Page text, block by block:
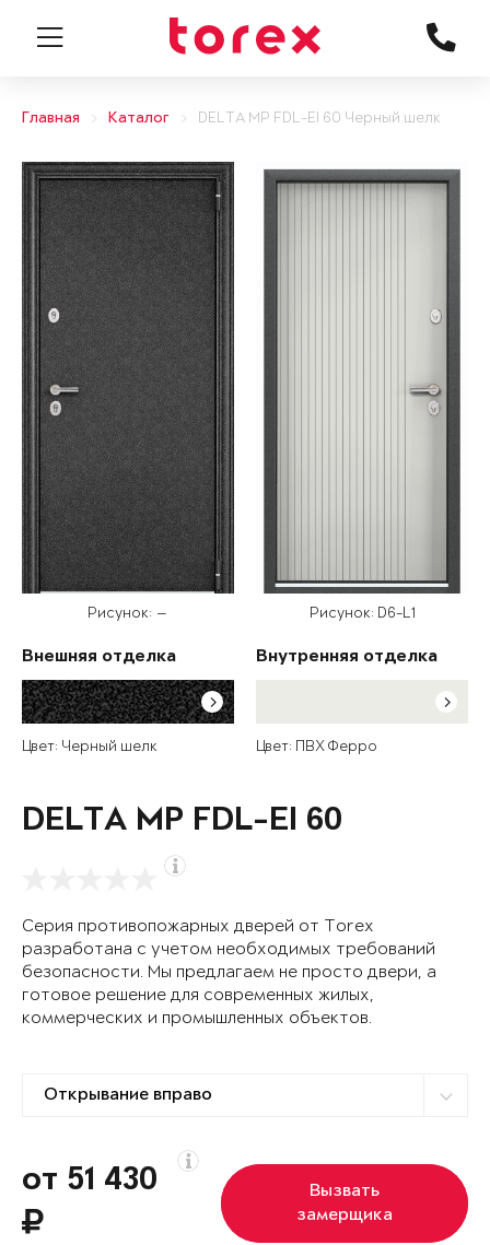
Главная Каталог DELTA MP FDL-EI 60 Черный шелк
Рисунок: —
Внешняя отделка
Цвет: Черный шелк
Рисунок: D6-L1
Внутренняя отделка
Цвет: ПВХ Ферро
DELTA MP FDL-EI 60
Серия противопожарных дверей от Torex
разработана с учетом необходимых требований
безопасности. Мы предлагаем не просто двери, а
готовое решение для современных жилых,
коммерческих и промышленных объектов.
от 51 430
Вызвать
замерщика